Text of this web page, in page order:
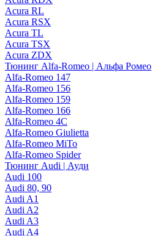
Acura RL
Acura RSX
Acura TL
Acura TSX
Acura ZDX
Тюнинг Alfa-Romeo | Альфа Ромео
Alfa-Romeo 147
Alfa-Romeo 156
Alfa-Romeo 159
Alfa-Romeo 166
Alfa-Romeo 4C
Alfa-Romeo Giulietta
Alfa-Romeo MiTo
Alfa-Romeo Spider
Тюнинг Audi | Ауди
Audi 100
Audi 80, 90
Audi A1
Audi A2
Audi A3
Audi A4